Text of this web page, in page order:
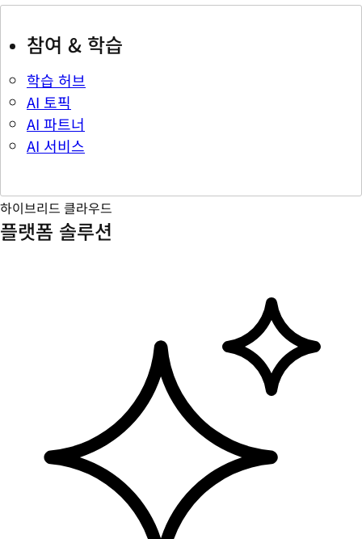
참여 & 학습
학습 허브
AI 토픽
AI 파트너
AI 서비스
하이브리드 클라우드
플랫폼 솔루션